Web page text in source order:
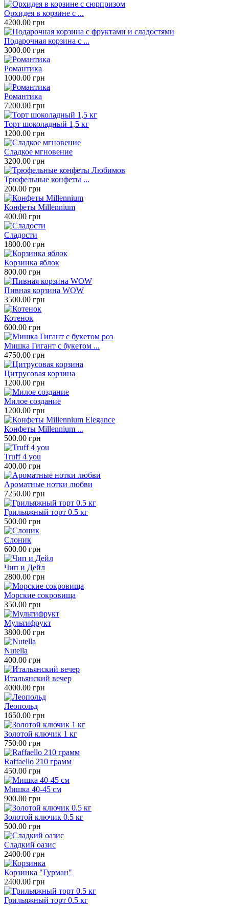
Орхидея в корзине с ...
4200.00 грн
Подарочная корзина с ...
3000.00 грн
Романтика
1000.00 грн
Романтика
7200.00 грн
Торт шоколадный 1,5 кг
1200.00 грн
Сладкое мгновение
3200.00 грн
Трюфельные конфеты ...
200.00 грн
Конфеты Millennium
400.00 грн
Сладости
1800.00 грн
Корзинка яблок
800.00 грн
Пивная корзина WOW
3500.00 грн
Котенок
600.00 грн
Мишка Гигант с букетом ...
4750.00 грн
Цитрусовая корзина
1200.00 грн
Милое создание
1200.00 грн
Конфеты Millennium ...
500.00 грн
Truff 4 you
400.00 грн
Ароматные нотки любви
7250.00 грн
Грильяжный торт 0.5 кг
500.00 грн
Слоник
600.00 грн
Чип и Дейл
2800.00 грн
Морские сокровища
350.00 грн
Мультифрукт
3800.00 грн
Nutella
400.00 грн
Итальянский вечер
4000.00 грн
Леопольд
1650.00 грн
Золотой ключик 1 кг
750.00 грн
Raffaello 210 грамм
450.00 грн
Мишка 40-45 см
900.00 грн
Золотой ключик 0.5 кг
500.00 грн
Сладкий оазис
2400.00 грн
Корзинка "Гурман"
2400.00 грн
Грильяжный торт 0.5 кг